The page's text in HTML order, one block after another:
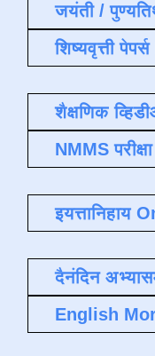
जयंती /
शिष्यवृत्ती
शैक्षणिक
NMMS
इयत्तानिहाय
दैनंदिन
English